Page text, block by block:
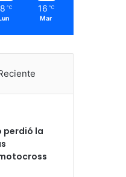
℃ 16 ℃
Mar
perdió la